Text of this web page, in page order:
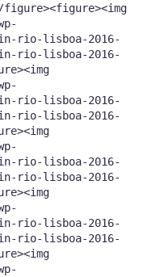
rio-lisboa-2016-
rio-lisboa-2016-
rio-lisboa-2016-
rio-lisboa-2016-
rio-lisboa-2016-
rio-lisboa-2016-
rio-lisboa-2016-
rio-lisboa-2016-